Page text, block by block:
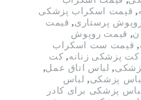
, قیمت اسکراب پزشکی
پرستاری, قیمت
, قیمت روپوش
, قیمت ست اسکراب
کت پزشکی زنانه, کت
, لباس اتاق عمل,
پزشکی, لباس
پزشکی برای کادر